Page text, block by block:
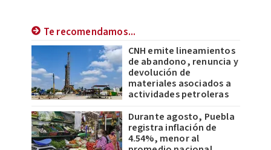
Te recomendamos...
CNH emite lineamientos
de abandono, renuncia y
devolución de
materiales asociados a
actividades petroleras
Durante agosto, Puebla
registra inflación de
4.54%, menor al